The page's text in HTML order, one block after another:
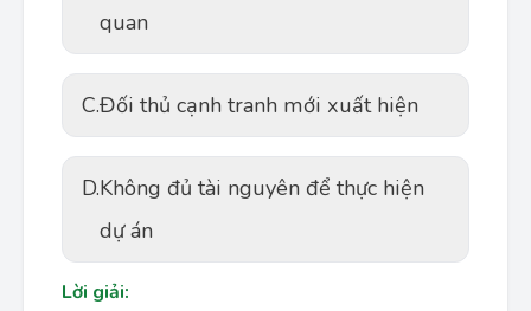
quan
C.Đối thủ cạnh tranh mới xuất hiện
D.Không đủ tài nguyên để thực hiện
dự án
Lời giải: